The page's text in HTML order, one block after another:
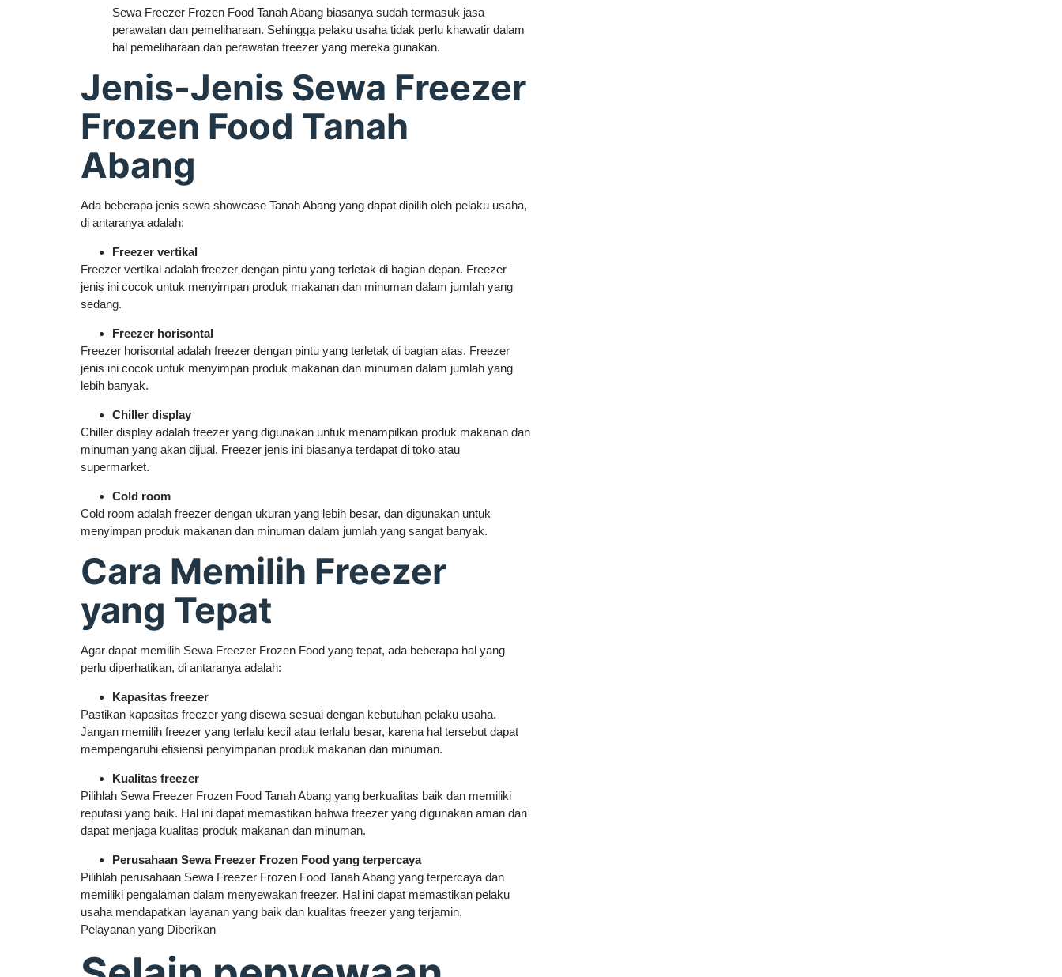
Sewa Freezer Frozen Food Tanah Abang biasanya sudah termasuk jasa
perawatan dan pemeliharaan. Sehingga pelaku usaha tidak perlu khawatir dalam
hal pemeliharaan dan perawatan freezer yang mereka gunakan.
Jenis-Jenis Sewa Freezer
Frozen Food Tanah
Abang
Ada beberapa jenis sewa showcase Tanah Abang yang dapat dipilih oleh pelaku usaha,
di antaranya adalah:
Freezer vertikal
Freezer vertikal adalah freezer dengan pintu yang terletak di bagian depan. Freezer
jenis ini cocok untuk menyimpan produk makanan dan minuman dalam jumlah yang
sedang.
Freezer horisontal
Freezer horisontal adalah freezer dengan pintu yang terletak di bagian atas. Freezer
jenis ini cocok untuk menyimpan produk makanan dan minuman dalam jumlah yang
lebih banyak.
Chiller display
Chiller display adalah freezer yang digunakan untuk menampilkan produk makanan dan
minuman yang akan dijual. Freezer jenis ini biasanya terdapat di toko atau
supermarket.
Cold room
Cold room adalah freezer dengan ukuran yang lebih besar, dan digunakan untuk
menyimpan produk makanan dan minuman dalam jumlah yang sangat banyak.
Cara Memilih Freezer
yang Tepat
Agar dapat memilih Sewa Freezer Frozen Food yang tepat, ada beberapa hal yang
perlu diperhatikan, di antaranya adalah:
Kapasitas freezer
Pastikan kapasitas freezer yang disewa sesuai dengan kebutuhan pelaku usaha.
Jangan memilih freezer yang terlalu kecil atau terlalu besar, karena hal tersebut dapat
mempengaruhi efisiensi penyimpanan produk makanan dan minuman.
Kualitas freezer
Pilihlah Sewa Freezer Frozen Food Tanah Abang yang berkualitas baik dan memiliki
reputasi yang baik. Hal ini dapat memastikan bahwa freezer yang digunakan aman dan
dapat menjaga kualitas produk makanan dan minuman.
Perusahaan Sewa Freezer Frozen Food yang terpercaya
Pilihlah perusahaan Sewa Freezer Frozen Food Tanah Abang yang terpercaya dan
memiliki pengalaman dalam menyewakan freezer. Hal ini dapat memastikan pelaku
usaha mendapatkan layanan yang baik dan kualitas freezer yang terjamin.
Pelayanan yang Diberikan